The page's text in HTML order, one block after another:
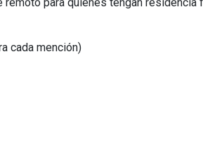
cada mención)